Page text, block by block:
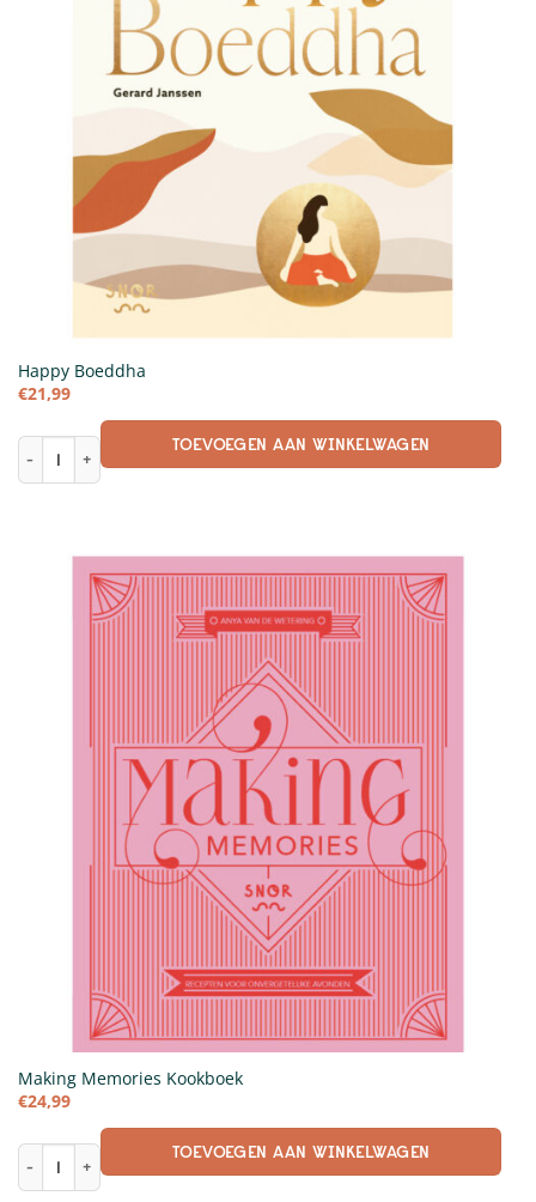
Happy Boeddha
€21,99
Happy Boeddha aantalTOEVOEGEN AAN WINKELWAGEN
Making Memories Kookboek
€24,99
Making Memories Kookboek aantalTOEVOEGEN AAN WINKELWAGEN